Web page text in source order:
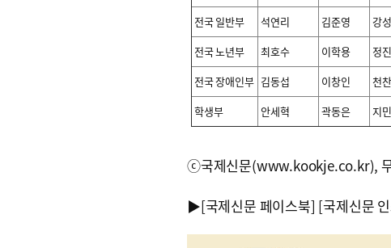
전국 일반부 석연리 김준영 강
전국 노년부
최호수 이학용 정
전국 장애인부 김동섭 이창인 천
학생부
안세혁 곽동은 지
ⓒ국제신문(www.kookje.co.kr), 무
▶[국제신문 페이스북] [국제신문